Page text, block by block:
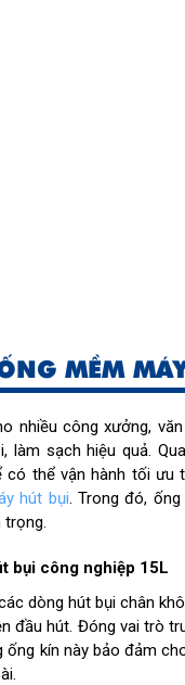
MỀM
nhiều công xưởng, văn
làm sạch hiệu quả.
có thể vận hành tối ưu
hút bụi. Trong đó,
trọng.
bụi công nghiệp 15L
dòng hút bụi chân
đầu hút. Đóng vai trò
kín này bảo đảm